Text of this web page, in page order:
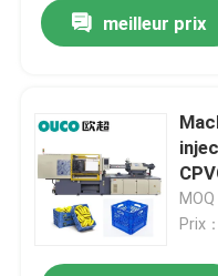
meilleur prix
MOQ
Prix